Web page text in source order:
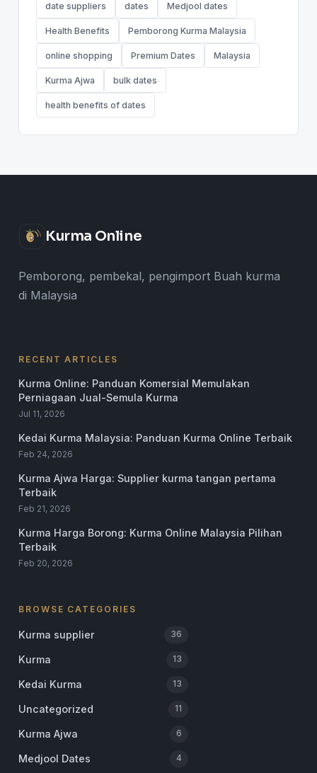
date suppliers dates Medjool dates
Health Benefits Pemborong Kurma Malaysia
online shopping Premium Dates Malaysia
Kurma Ajwa bulk dates
health benefits of dates
Kurma Online
Pemborong, pembekal, pengimport Buah kurma
di Malaysia
RECENT ARTICLES
Kurma Online: Panduan Komersial Memulakan
Perniagaan Jual-Semula Kurma
Jul 11, 2026
Kedai Kurma Malaysia: Panduan Kurma Online Terbaik
Feb 24, 2026
Kurma Ajwa Harga: Supplier kurma tangan pertama
Terbaik
Feb 21, 2026
Kurma Harga Borong: Kurma Online Malaysia Pilihan
Terbaik
Feb 20, 2026
BROWSE CATEGORIES
Kurma supplier 36
Kurma 13
Kedai Kurma 13
Uncategorized 11
Kurma Ajwa 6
Medjool Dates 4